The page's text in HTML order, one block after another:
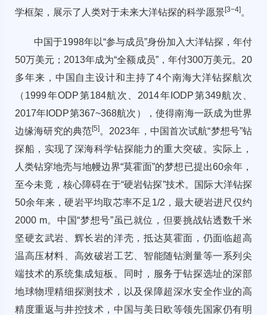
学框架，展示了人类对于未来大洋钻探的科学愿景[3−4]。
中国于1998年以“参与成员”身份加入大洋钻探，年付
50万美元；2013年成为“全额成员”，年付300万美元。20
多年来，中国自主设计和主持了4个南海大洋钻探航次
（1999年ODP第184航次、2014年IODP第349航次、
2017年IODP第367~368航次），使得南海一跃成为世界
边缘海研究的典范[5]。2023年，中国首次试航“梦想号”钻
探船，实现了深海科学钻探能力的重大突破。实际上，
人类钻穿地壳与地幔边界“莫霍面”的梦想已提出60余年，
至今未竟，核心障碍在于“硬岩钻探”技术。国际大洋钻探
50余年来，硬岩平均取芯率不足1/2，最大硬岩进尺仅约
2000 m。中国“梦想号”虽已就位，但要挑战钻透数千米
坚硬玄武岩、辉长岩的洋壳，抵达莫霍面，仍面临超高
温高压材料、高效破岩工艺、智能随钻测量等一系列尖
端技术的系统集成短板。同时，服务于钻探选址的深部
地球物理精细探测技术，以及保障超深水安全作业的高
精度重返与井控技术，中国与美日欧等领先国家仍有明